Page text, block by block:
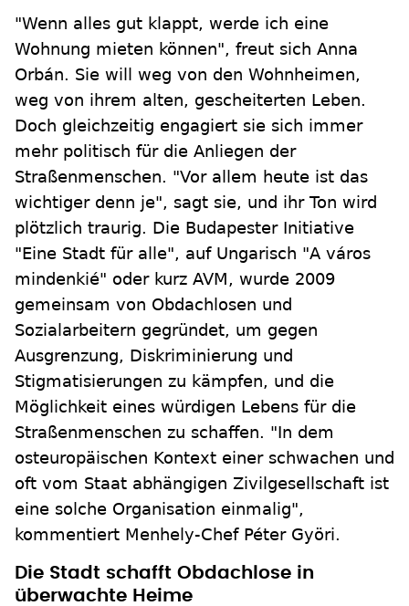
"Wenn alles gut klappt, werde ich eine
Wohnung mieten können", freut sich Anna
Orbán. Sie will weg von den Wohnheimen,
weg von ihrem alten, gescheiterten Leben.
Doch gleichzeitig engagiert sie sich immer
mehr politisch für die Anliegen der
Straßenmenschen. "Vor allem heute ist das
wichtiger denn je", sagt sie, und ihr Ton wird
plötzlich traurig. Die Budapester Initiative
"Eine Stadt für alle", auf Ungarisch "A város
mindenkié" oder kurz AVM, wurde 2009
gemeinsam von Obdachlosen und
Sozialarbeitern gegründet, um gegen
Ausgrenzung, Diskriminierung und
Stigmatisierungen zu kämpfen, und die
Möglichkeit eines würdigen Lebens für die
Straßenmenschen zu schaffen. "In dem
osteuropäischen Kontext einer schwachen und
oft vom Staat abhängigen Zivilgesellschaft ist
eine solche Organisation einmalig",
kommentiert Menhely-Chef Péter Györi.
Die Stadt schafft Obdachlose in
überwachte Heime